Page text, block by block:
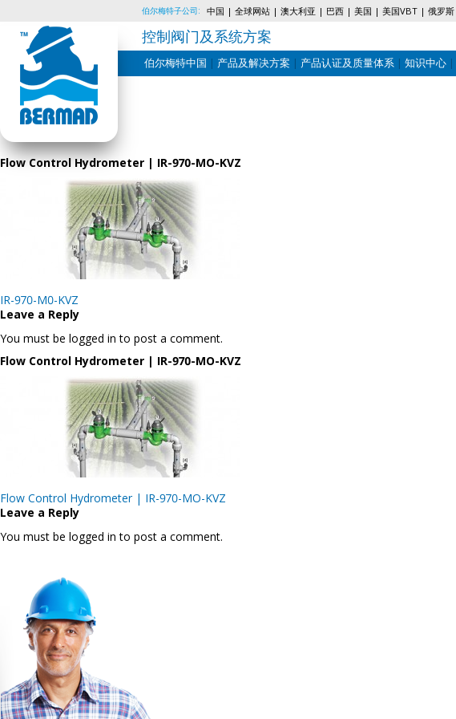
Skip
content
伯尔梅特子公司: 中国 全球网站 澳大利亚 巴西 美国 美国VBT 俄罗斯
控制阀门及系统方案
伯尔梅特中国 产品及解决方案 产品认证及质量体系 知识中心
Flow Control Hydrometer | IR-970-MO-KVZ
Post
navigation
IR-970-M0-KVZ
Leave a Reply
You must be logged in to post a comment.
Flow Control Hydrometer | IR-970-MO-KVZ
Post
navigation
Flow Control Hydrometer | IR-970-MO-KVZ
Leave a Reply
You must be logged in to post a comment.